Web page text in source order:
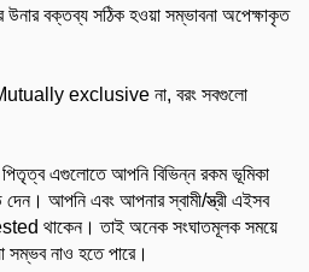
বক্তব্য সঠিক হওয়া সম্ভাবনা অপেক্ষাকৃত
exclusive না, বরং সবগুলো
পিতৃত্ব এগুলোতে আপনি বিভিন্ন রকম ভূমিকা
দেন। আপনি এবং আপনার স্বামী/স্ত্রী এইসব
থাকেন। তাই অনেক সংঘাতমূলক সময়ে
সম্ভব নাও হতে পারে।